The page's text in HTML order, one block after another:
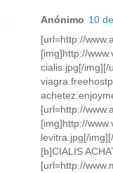
Anónimo 10
[url=http://
[img]http://
cialis.jpg[/img][/
[url=http://
[img]http://
levitra.jpg[/
[b]CIALIS
[url=http://